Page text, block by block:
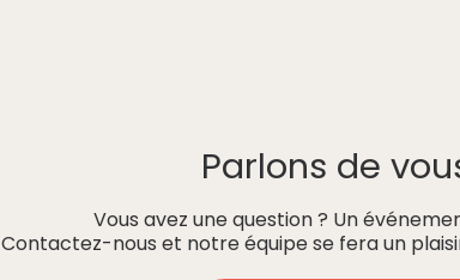
Parlons de
Vous avez une question ? Un
Contactez-nous et notre équipe se fera un